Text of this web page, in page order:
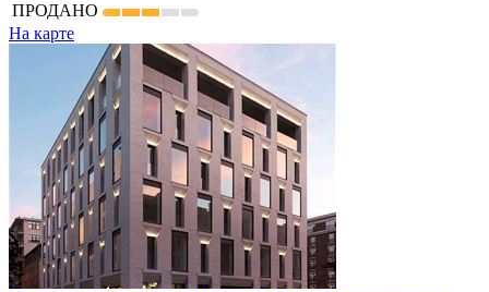
ПРОДАНО
На карте